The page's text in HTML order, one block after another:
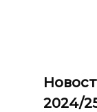
2024/